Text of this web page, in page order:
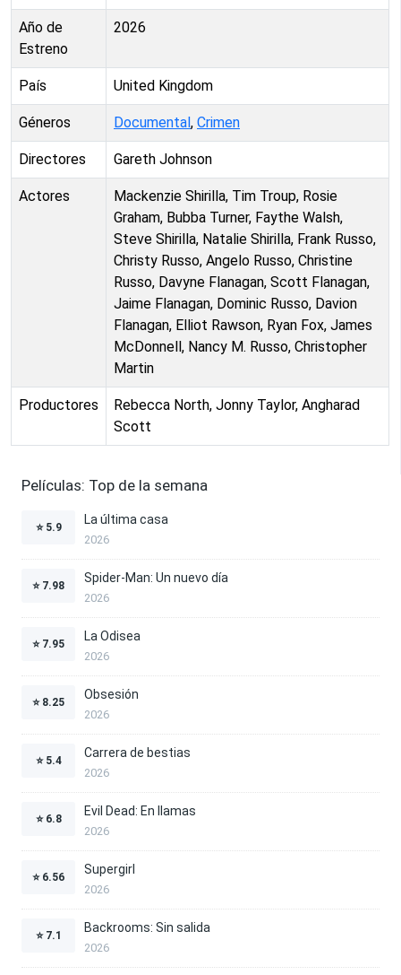
Año de
Estreno
2026
País United Kingdom
Géneros Documental, Crimen
Directores Gareth Johnson
Actores
Mackenzie Shirilla, Tim Troup, Rosie
Graham, Bubba Turner, Faythe Walsh,
Steve Shirilla, Natalie Shirilla, Frank Russo,
Christy Russo, Angelo Russo, Christine
Russo, Davyne Flanagan, Scott Flanagan,
Jaime Flanagan, Dominic Russo, Davion
Flanagan, Elliot Rawson, Ryan Fox, James
McDonnell, Nancy M. Russo, Christopher
Martin
Productores
Rebecca North, Jonny Taylor, Angharad
Scott
Películas: Top de la semana
⭐ 5.9
La última casa
2026
⭐ 7.98
Spider-Man: Un nuevo día
2026
⭐ 7.95
La Odisea
2026
⭐ 8.25
Obsesión
2026
⭐ 5.4
Carrera de bestias
2026
⭐ 6.8
Evil Dead: En llamas
2026
⭐ 6.56
Supergirl
2026
⭐ 7.1
Backrooms: Sin salida
2026